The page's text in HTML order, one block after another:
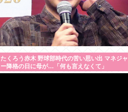
たくろう赤木 野球部時代の苦い思い出 マネジャ
ー降格の日に母が…「何も言えなくて」